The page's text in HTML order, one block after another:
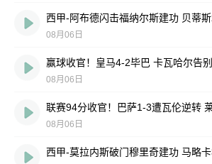
西甲-阿布德闪击福纳尔斯建功 贝蒂
08月06日
08月06日
08月06日